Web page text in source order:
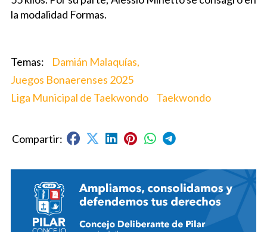
la modalidad Formas.
Damián Malaquías,
Juegos Bonaerenses 2025
Liga Municipal de Taekwondo
Taekwondo